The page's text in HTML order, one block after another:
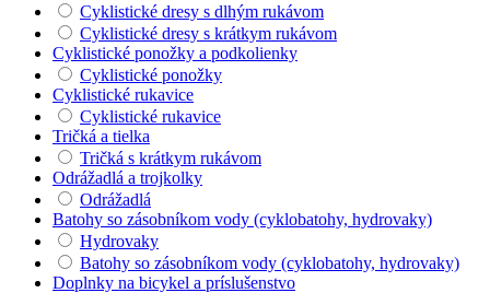
Cyklistické dresy s dlhým rukávom
Cyklistické dresy s krátkym rukávom
Cyklistické ponožky a podkolienky
Cyklistické ponožky
Cyklistické rukavice
Cyklistické rukavice
Tričká a tielka
Tričká s krátkym rukávom
Odrážadlá a trojkolky
Odrážadlá
Batohy so zásobníkom vody (cyklobatohy, hydrovaky)
Hydrovaky
Batohy so zásobníkom vody (cyklobatohy, hydrovaky)
Doplnky na bicykel a príslušenstvo